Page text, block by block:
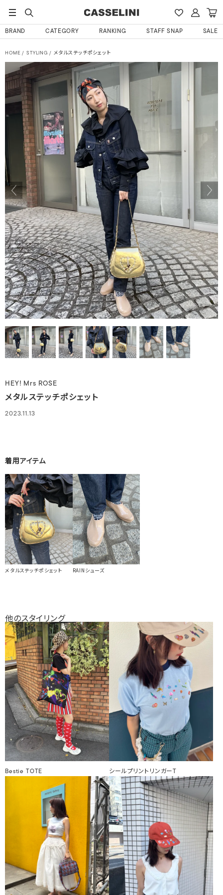
BRAND CATEGORY RANKING STAFF SNAP SALE
HOME STYLING メタルステッチポシェット
HEY! Mrs ROSE
メタルステッチポシェット
2023.11.13
着用アイテム
メタルステッチポシェット RAINシューズ
他のスタイリング
Bestie TOTE シールプリントリンガーT